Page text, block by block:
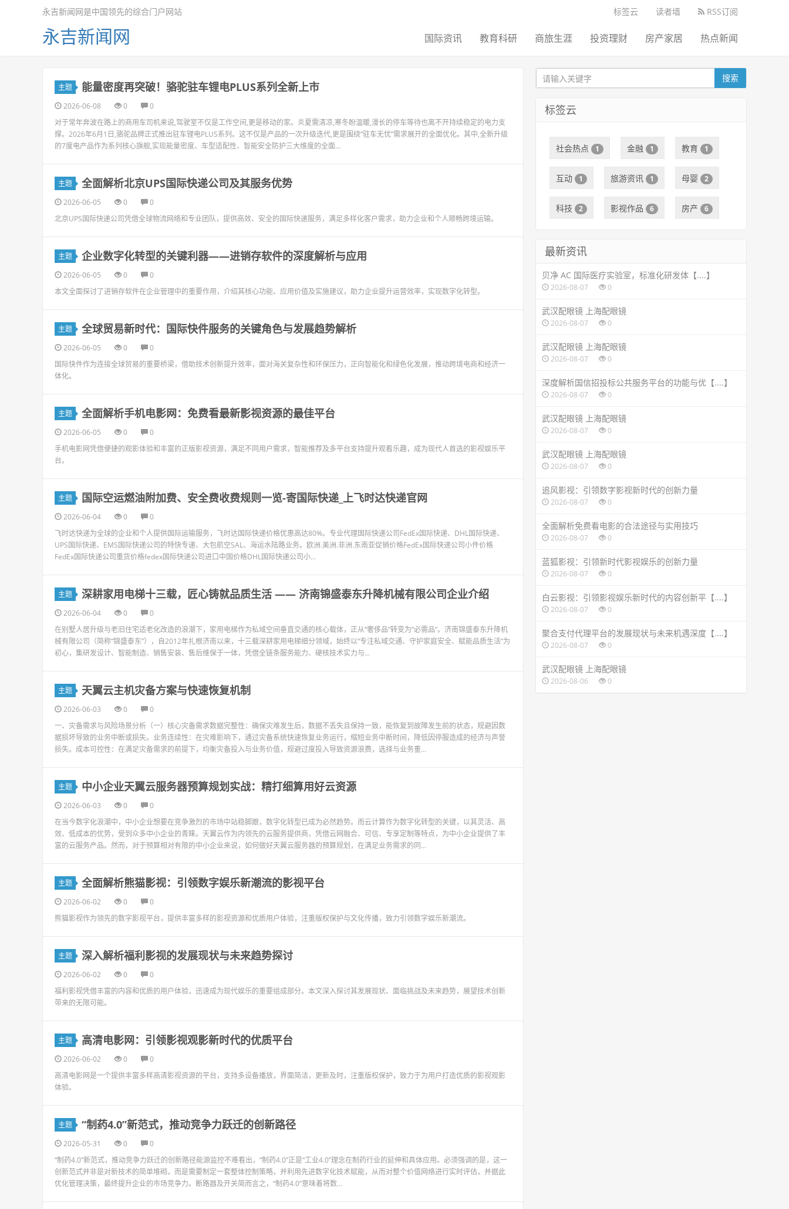
标签云 读者墙 RSS订阅
永吉新闻网是中国领先的综合门户网站
永吉新闻网 国际资讯 教育科研 商旅生涯 投资理财 房产家居 热点新闻
主题 能量密度再突破！骆驼驻车锂电PLUS系列全新上市
2026-06-08 0
0
对于常年奔波在路上的商用车司机来说,驾驶室不仅是工作空间,更是移动的家。炎夏需清凉,寒冬盼温暖,漫长的停车等待也离不开持续稳定的电力支
撑。2026年6月1日,骆驼品牌正式推出驻车锂电PLUS系列。这不仅是产品的一次升级迭代,更是围绕“驻车无忧”需求展开的全面优化。其中,全新升级
的7度电产品作为系列核心旗舰,实现能量密度、车型适配性、智能安全防护三大维度的全面...
主题 全面解析北京UPS国际快递公司及其服务优势
2026-06-05 0
0
北京UPS国际快递公司凭借全球物流网络和专业团队，提供高效、安全的国际快递服务，满足多样化客户需求，助力企业和个人顺畅跨境运输。
主题 企业数字化转型的关键利器——进销存软件的深度解析与应用
2026-06-05 0
0
本文全面探讨了进销存软件在企业管理中的重要作用，介绍其核心功能、应用价值及实施建议，助力企业提升运营效率，实现数字化转型。
主题 全球贸易新时代：国际快件服务的关键角色与发展趋势解析
2026-06-05 0
0
国际快件作为连接全球贸易的重要桥梁，借助技术创新提升效率，面对海关复杂性和环保压力，正向智能化和绿色化发展，推动跨境电商和经济一
体化。
主题 全面解析手机电影网：免费看最新影视资源的最佳平台
2026-06-05 0
0
手机电影网凭借便捷的观影体验和丰富的正版影视资源，满足不同用户需求，智能推荐及多平台支持提升观看乐趣，成为现代人首选的影视娱乐平
台。
主题 国际空运燃油附加费、安全费收费规则一览-寄国际快递_上飞时达快递官网
2026-06-04 0
0
飞时达快递为全球的企业和个人提供国际运输服务，飞时达国际快递价格优惠高达80%。专业代理国际快递公司FedEx国际快递、DHL国际快递、
UPS国际快递、EMS国际快递公司的特快专递、大包航空SAL、海运水陆路业务。欧洲.美洲.非洲.东南亚促销价格FedEx国际快递公司小件价格
FedEx国际快递公司重货价格fedex国际快递公司进口中国价格DHL国际快递公司小...
主题 深耕家用电梯十三载，匠心铸就品质生活 —— 济南锦盛泰东升降机械有限公司企业介绍
2026-06-04 0
0
在别墅人居升级与老旧住宅适老化改造的浪潮下，家用电梯作为私域空间垂直交通的核心载体，正从“奢侈品”转变为“必需品”。济南锦盛泰东升降机
械有限公司（简称“锦盛泰东”），自2012年扎根济南以来，十三载深耕家用电梯细分领域，始终以“专注私域交通、守护家庭安全、赋能品质生活”为
初心，集研发设计、智能制造、销售安装、售后维保于一体，凭借全链条服务能力、硬核技术实力与...
主题 天翼云主机灾备方案与快速恢复机制
2026-06-03 0
0
一、灾备需求与风险场景分析（一）核心灾备需求数据完整性：确保灾难发生后，数据不丢失且保持一致，能恢复到故障发生前的状态，规避因数
据损坏导致的业务中断或损失。业务连续性：在灾难影响下，通过灾备系统快速恢复业务运行，缩短业务中断时间，降低因停服造成的经济与声誉
损失。成本可控性：在满足灾备需求的前提下，均衡灾备投入与业务价值，规避过度投入导致资源浪费，选择与业务重...
主题 中小企业天翼云服务器预算规划实战：精打细算用好云资源
2026-06-03 0
0
在当今数字化浪潮中，中小企业想要在竞争激烈的市场中站稳脚跟，数字化转型已成为必然趋势。而云计算作为数字化转型的关键，以其灵活、高
效、低成本的优势，受到众多中小企业的青睐。天翼云作为内领先的云服务提供商，凭借云网融合、可信、专享定制等特点，为中小企业提供了丰
富的云服务产品。然而，对于预算相对有限的中小企业来说，如何做好天翼云服务器的预算规划，在满足业务需求的同...
主题 全面解析熊猫影视：引领数字娱乐新潮流的影视平台
2026-06-02 0
0
熊猫影视作为领先的数字影视平台，提供丰富多样的影视资源和优质用户体验，注重版权保护与文化传播，致力引领数字娱乐新潮流。
主题 深入解析福利影视的发展现状与未来趋势探讨
2026-06-02 0
0
福利影视凭借丰富的内容和优质的用户体验，迅速成为现代娱乐的重要组成部分。本文深入探讨其发展现状、面临挑战及未来趋势，展望技术创新
带来的无限可能。
主题 高清电影网：引领影视观影新时代的优质平台
2026-06-02 0
0
高清电影网是一个提供丰富多样高清影视资源的平台，支持多设备播放，界面简洁，更新及时，注重版权保护，致力于为用户打造优质的影视观影
体验。
主题 “制药4.0”新范式，推动竞争力跃迁的创新路径
2026-05-31 0
0
“制药4.0”新范式，推动竞争力跃迁的创新路径能源监控不难看出，“制药4.0”正是“工业4.0”理念在制药行业的延伸和具体应用。必须强调的是，这一
创新范式并非是对新技术的简单堆砌，而是需要制定一套整体控制策略，并利用先进数字化技术赋能，从而对整个价值网络进行实时评估，并据此
优化管理决策，最终提升企业的市场竞争力。断路器及开关简而言之，“制药4.0”意味着将数...
搜索
标签云
社会热点 1 金融 1 教育 1
互动 1 旅游资讯 1 母婴 2
科技 2 影视作品 6 房产 6
最新资讯
贝净 AC 国际医疗实验室，标准化研发体【....】
2026-08-07 0
武汉配眼镜 上海配眼镜
2026-08-07 0
武汉配眼镜 上海配眼镜
2026-08-07 0
深度解析国信招投标公共服务平台的功能与优【....】
2026-08-07 0
武汉配眼镜 上海配眼镜
2026-08-07 0
武汉配眼镜 上海配眼镜
2026-08-07 0
追风影视：引领数字影视新时代的创新力量
2026-08-07 0
全面解析免费看电影的合法途径与实用技巧
2026-08-07 0
蓝狐影视：引领新时代影视娱乐的创新力量
2026-08-07 0
白云影视：引领影视娱乐新时代的内容创新平【....】
2026-08-07 0
聚合支付代理平台的发展现状与未来机遇深度【....】
2026-08-07 0
武汉配眼镜 上海配眼镜
2026-08-06 0